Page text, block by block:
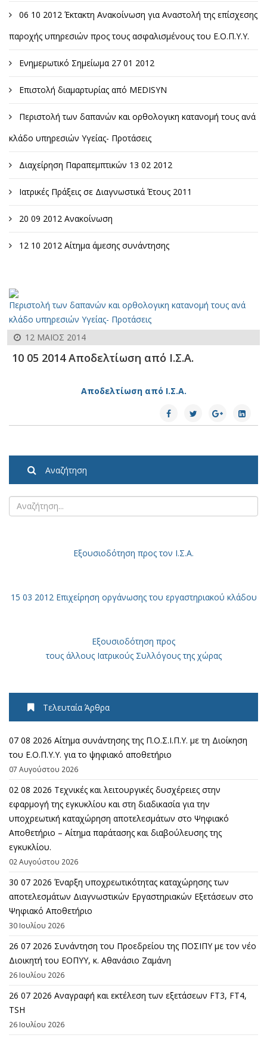
06 10 2012 Έκτακτη Ανακοίνωση για Αναστολή της επίσχεσης
παροχής υπηρεσιών προς τους ασφαλισμένους του Ε.Ο.Π.Υ.Υ.
Ενημερωτικό Σημείωμα 27 01 2012
Επιστολή διαμαρτυρίας από MEDISYN
Περιστολή των δαπανών και ορθολογικη κατανομή τους ανά
κλάδο υπηρεσιών Υγείας- Προτάσεις
Διαχείρηση Παραπεμπτικών 13 02 2012
Ιατρικές Πράξεις σε Διαγνωστικά Έτους 2011
20 09 2012 Ανακοίνωση
12 10 2012 Αίτημα άμεσης συνάντησης
Περιστολή των δαπανών και ορθολογικη κατανομή τους ανά
κλάδο υπηρεσιών Υγείας- Προτάσεις
12 ΜΑΪΟΣ 2014
10 05 2014 Αποδελτίωση από Ι.Σ.Α.
Αποδελτίωση από Ι.Σ.Α.
Αναζήτηση
Εξουσιοδότηση προς τον Ι.Σ.Α.
15 03 2012 Επιχείρηση οργάνωσης του εργαστηριακού κλάδου
Εξουσιοδότηση προς
τους άλλους Ιατρικούς Συλλόγους της χώρας
Τελευταία Άρθρα
07 08 2026 Αίτημα συνάντησης της Π.Ο.Σ.Ι.Π.Υ. με τη Διοίκηση
του Ε.Ο.Π.Υ.Υ. για το ψηφιακό αποθετήριο
07 Αυγούστου 2026
02 08 2026 Τεχνικές και λειτουργικές δυσχέρειες στην
εφαρμογή της εγκυκλίου και στη διαδικασία για την
υποχρεωτική καταχώρηση αποτελεσμάτων στο Ψηφιακό
Αποθετήριο – Αίτημα παράτασης και διαβούλευσης της
εγκυκλίου.
02 Αυγούστου 2026
30 07 2026 Έναρξη υποχρεωτικότητας καταχώρησης των
αποτελεσμάτων Διαγνωστικών Εργαστηριακών Εξετάσεων στο
Ψηφιακό Αποθετήριο
30 Ιουλίου 2026
26 07 2026 Συνάντηση του Προεδρείου της ΠΟΣΙΠΥ με τον νέο
Διοικητή του ΕΟΠΥΥ, κ. Αθανάσιο Ζαμάνη
26 Ιουλίου 2026
26 07 2026 Αναγραφή και εκτέλεση των εξετάσεων FT3, FT4,
TSH
26 Ιουλίου 2026